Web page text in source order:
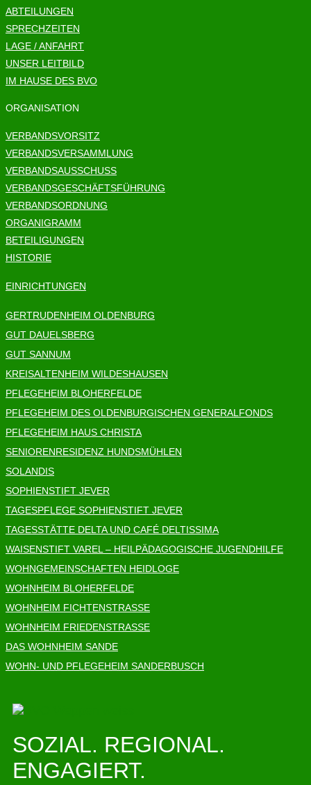
ABTEILUNGEN
SPRECHZEITEN
LAGE / ANFAHRT
UNSER LEITBILD
IM HAUSE DES BVO
ORGANISATION
VERBANDSVORSITZ
VERBANDSVERSAMMLUNG
VERBANDSAUSSCHUSS
VERBANDSGESCHÄFTSFÜHRUNG
VERBANDSORDNUNG
ORGANIGRAMM
BETEILIGUNGEN
HISTORIE
EINRICHTUNGEN
GERTRUDENHEIM OLDENBURG
GUT DAUELSBERG
GUT SANNUM
KREISALTENHEIM WILDESHAUSEN
PFLEGEHEIM BLOHERFELDE
PFLEGEHEIM DES OLDENBURGISCHEN GENERALFONDS
PFLEGEHEIM HAUS CHRISTA
SENIORENRESIDENZ HUNDSMÜHLEN
SOLANDIS
SOPHIENSTIFT JEVER
TAGESPFLEGE SOPHIENSTIFT JEVER
TAGESSTÄTTE DELTA UND CAFÉ DELTISSIMA
WAISENSTIFT VAREL – HEILPÄDAGOGISCHE JUGENDHILFE
WOHNGEMEINSCHAFTEN HEIDLOGE
WOHNHEIM BLOHERFELDE
WOHNHEIM FICHTENSTRASSE
WOHNHEIM FRIEDENSTRASSE
DAS WOHNHEIM SANDE
WOHN- UND PFLEGEHEIM SANDERBUSCH
SOZIAL. REGIONAL.
ENGAGIERT.